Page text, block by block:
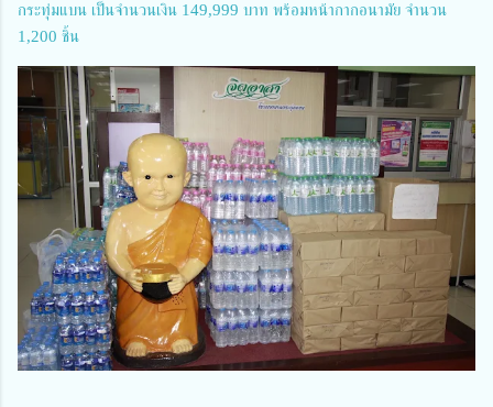
กระทุ่มแบน เป็นจำนวนเงิน 149,999 บาท พร้อมหน้ากากอนามัย จำนวน
1,200 ชิ้น